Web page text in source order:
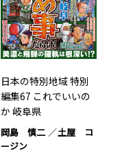
日本の特別地域 特別
編集67 これでいいの
か 岐阜県
岡島 慎二
土屋 コ
ージン